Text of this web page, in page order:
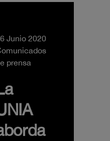
Junio 2020
prensa